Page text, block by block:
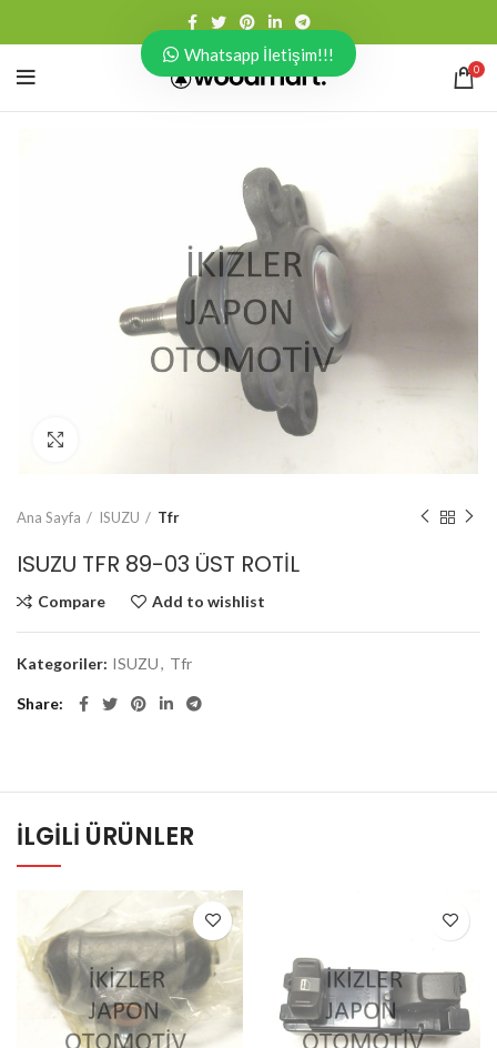
0
Ana Sayfa ISUZU Tfr
ISUZU TFR 89-03 ÜST ROTİL
Compare Add to wishlist
Kategoriler: ISUZU, Tfr
Share
İLGILI ÜRÜNLER
Whatsapp İletişim!!!